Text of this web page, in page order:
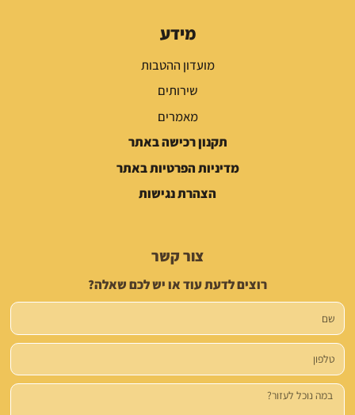
מידע
מועדון ההטבות
שירותים
מאמרים
תקנון רכישה באתר
מדיניות הפרטיות באתר
הצהרת נגישות
צור קשר
רוצים לדעת עוד או יש לכם שאלה?
שם
טלפון
הודעה